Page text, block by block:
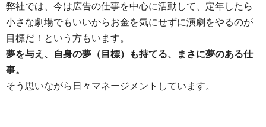
弊社では、今は広告の仕事を中心に活動して、定年したら
小さな劇場でもいいからお金を気にせずに演劇をやるのが
目標だ！という方もいます。
夢を与え、自身の夢（目標）も持てる、まさに夢のある仕
事。
そう思いながら日々マネージメントしています。